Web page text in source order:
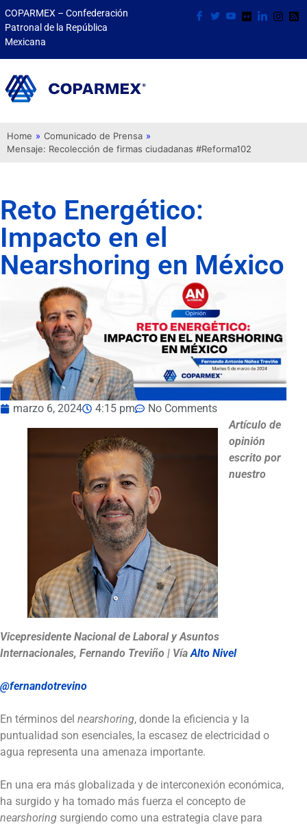
COPARMEX – Confederación
Patronal de la República
Mexicana
Home » Comunicado de Prensa »
Mensaje: Recolección de firmas ciudadanas #Reforma102
Reto Energético:
Impacto en el
Nearshoring en México
marzo 6, 2024 4:15 pm
No Comments
Artículo de
opinión
escrito por
nuestro
Vicepresidente Nacional de Laboral y Asuntos
Internacionales, Fernando Treviño | VíaAlto Nivel
@fernandotrevino
En términos del nearshoring, donde la eficiencia y la
puntualidad son esenciales, la escasez de electricidad o
agua representa una amenaza importante.
En una era más globalizada y de interconexión económica,
ha surgido y ha tomado más fuerza el concepto de
nearshoring surgiendo como una estrategia clave para